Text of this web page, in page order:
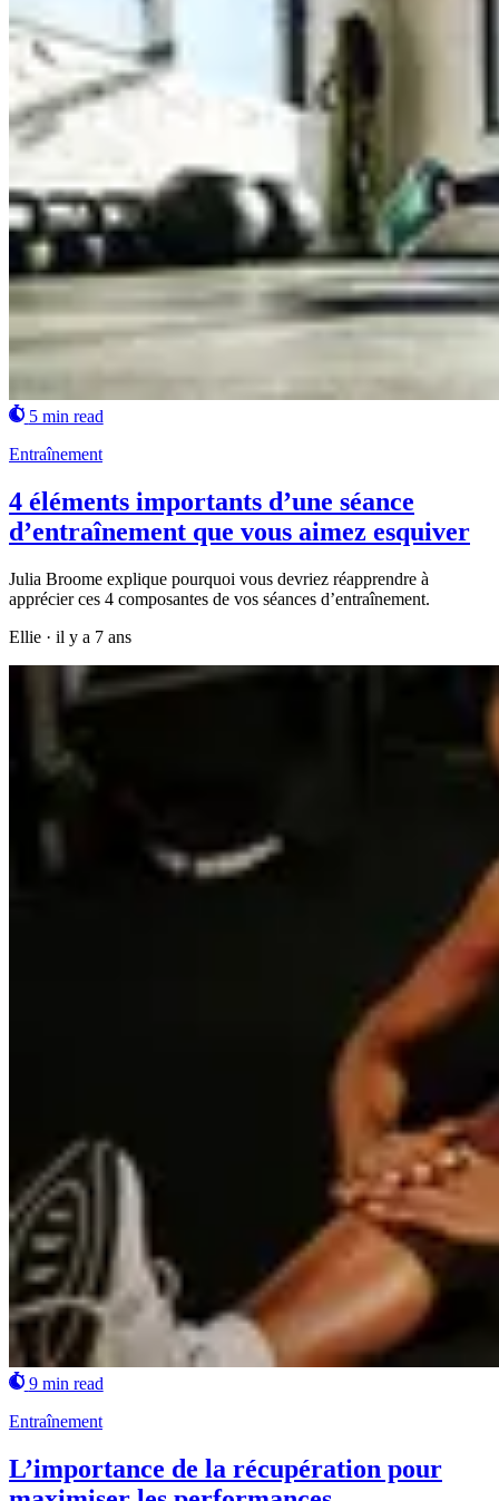
5 min read
Entraînement
4 éléments importants d’une séance
d’entraînement que vous aimez esquiver
Julia Broome explique pourquoi vous devriez réapprendre à
apprécier ces 4 composantes de vos séances d’entraînement.
Ellie · il y a 7 ans
9 min read
Entraînement
L’importance de la récupération pour